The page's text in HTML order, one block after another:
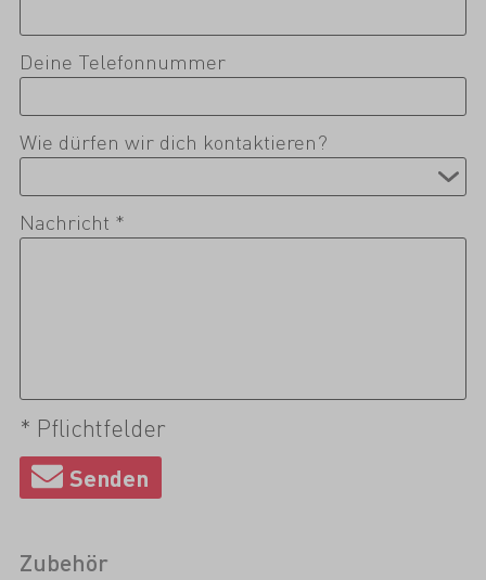
Deine Telefonnummer
Wie dürfen wir dich kontaktieren?
Nachricht *
* Pflichtfelder
Zubehör